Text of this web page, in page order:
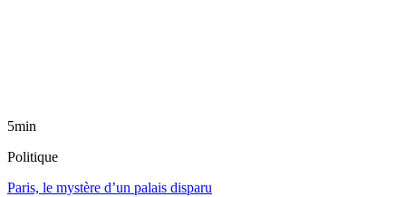
5min
Politique
Paris, le mystère d’un palais disparu